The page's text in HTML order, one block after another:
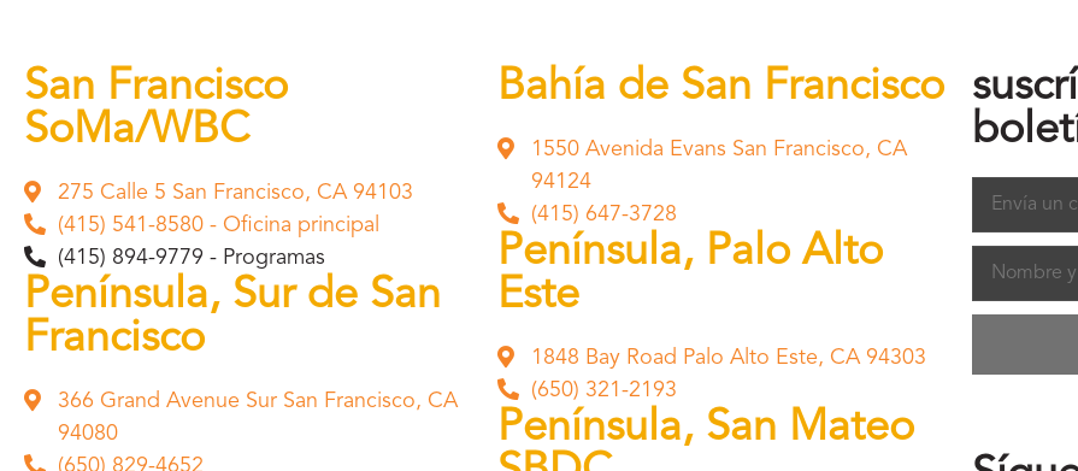
San Francisco
SoMa/WBC
275 Calle 5 San Francisco, CA 94103
(415) 541-8580 - Oficina principal
(415) 894-9779 - Programas
Península, Sur de San
Francisco
366 Grand Avenue Sur San Francisco, CA
94080
(650) 829-4652
Bahía de San Francisco
1550 Avenida Evans San Francisco, CA
94124
(415) 647-3728
Península, Palo Alto
Este
1848 Bay Road Palo Alto Este, CA 94303
(650) 321-2193
Península, San Mateo